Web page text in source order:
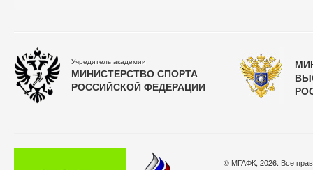
Учредитель академии
МИНИСТЕРСТВО СПОРТА
РОССИЙСКОЙ ФЕДЕРАЦИИ
© МГАФК, 2026. Все